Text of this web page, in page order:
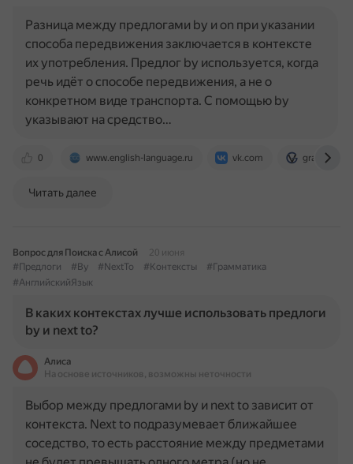
0 www.english-language.ru vk.com
Разница между предлогами by и on при указании
способа передвижения заключается в контексте
их употребления. Предлог by используется, когда
речь идёт о способе передвижения, а не о
конкретном виде транспорта. С помощью by
указывают на средство…
Читать далее
Вопрос для Поиска с Алисой
20 июня
#Предлоги
#By #NextTo #Контексты
#Грамматика
#АнглийскийЯзык
В каких контекстах лучше использовать предлоги
by и next to?
Алиса
На основе источников, возможны неточности
Выбор между предлогами by и next to зависит от
контекста. Next to подразумевает ближайшее
соседство, то есть расстояние между предметами